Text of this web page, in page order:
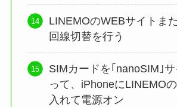
LINEMOのWEBサイトま
回線切替を行う
SIMカードを｢nanoSIM｣
って、iPhoneにLINEMO
入れて電源オン